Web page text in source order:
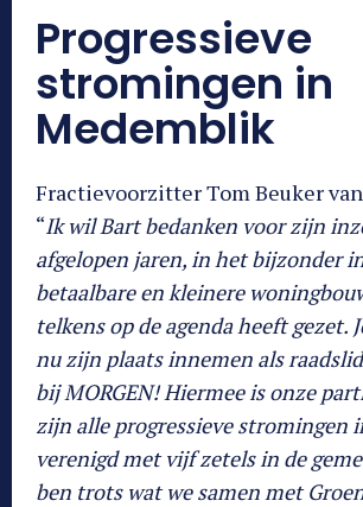
Progressieve
stromingen in
Medemblik
Fractievoorzitter Tom Beuker van
“Ik wil Bart bedanken voor zijn
afgelopen jaren, in het bijzonder
betaalbare en kleinere
telkens op de agenda heeft gezet.
nu zijn plaats innemen als
bij MORGEN! Hiermee is onze
zijn alle progressieve stromingen
verenigd met vijf zetels in de
ben trots wat we samen met